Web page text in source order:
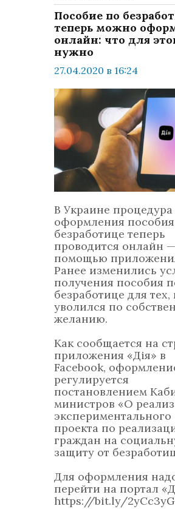
Пособие по
теперь можно
онлайн: что для
нужно
27.04.2020 в 16:24
комментариев: 0
В Украине процедура
оформления
безработице теперь
проводится онлайн —
помощью
Ранее изменились
получения пособия
безработице для тех,
уволился по
желанию.
Как сообщается на
приложения «Дія» в
Facebook,
регулируется
постановлением
министров «О
экспериментального
проекта по
граждан на
защиту от
Для оформления
перейти на портал
https://bit.ly/